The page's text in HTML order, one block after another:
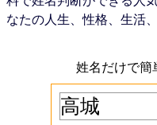
なたの人生、性格、生活
姓名だけで簡